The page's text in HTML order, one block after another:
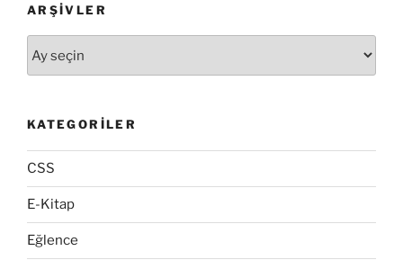
ARŞIVLER
KATEGORILER
CSS
E-Kitap
Eğlence